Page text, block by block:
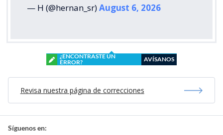
— H (@hernan_sr)August 6, 2026
¿ENCONTRASTE UN
ERROR?
AVÍSANOS
Revisa nuestra página de correcciones
Síguenos en: